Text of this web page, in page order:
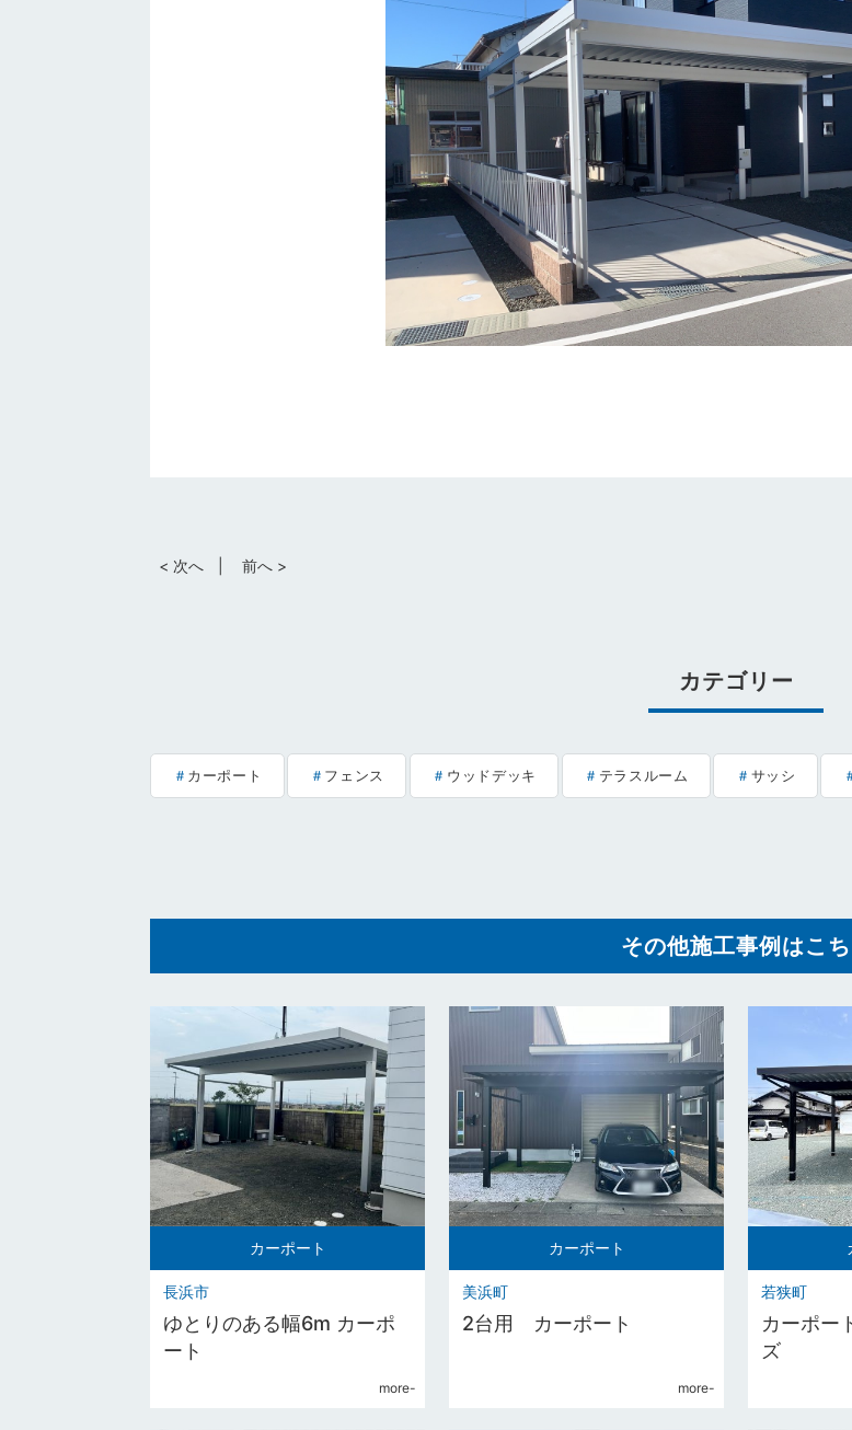
< 次へ 前へ >
カテゴリー
カーポート フェンス ウッドデッキ テラスルーム サッシ
その他施工事例はこち
カーポート
長浜市
ゆとりのある幅6m カーポ
ート
カーポート
美浜町
2台用 カーポート
若狭町
カーポー
ズ